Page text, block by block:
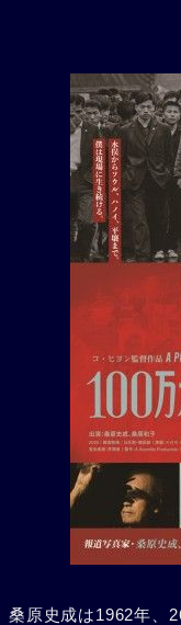
桑原史成は1962年、